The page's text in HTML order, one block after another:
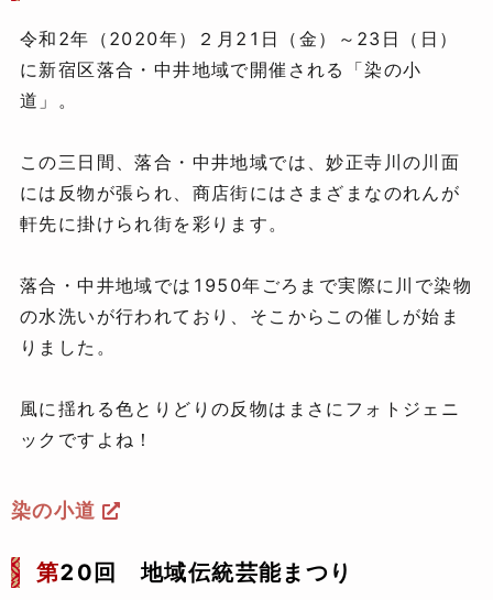
令和2年（2020年）２月21日（金）～23日（日）
に新宿区落合・中井地域で開催される「染の小
道」。
この三日間、落合・中井地域では、妙正寺川の川面
には反物が張られ、商店街にはさまざまなのれんが
軒先に掛けられ街を彩ります。
落合・中井地域では1950年ごろまで実際に川で染物
の水洗いが行われており、そこからこの催しが始ま
りました。
風に揺れる色とりどりの反物はまさにフォトジェニ
ックですよね！
染の小道
第20回 地域伝統芸能まつり